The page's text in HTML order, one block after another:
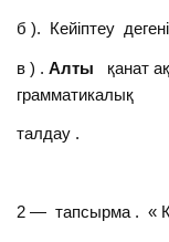
б ). Кейіптеу
в ) .Алты
қанат
грамматикалық
талдау .
2 — тапсырма . «